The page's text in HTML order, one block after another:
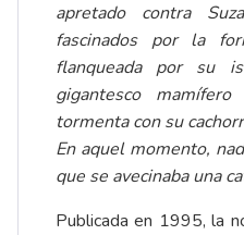
apretado contra
fascinados por la
flanqueada por su
gigantesco
tormenta con su
En aquel momento,
que se avecinaba una
Publicada en 1995, la